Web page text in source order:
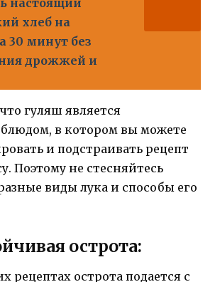
настоящий
хлеб на
30 минут без
дрожжей и
гуляш является
в котором вы можете
и подстраивать рецепт
Поэтому не стесняйтесь
виды лука и способы его
острота:
рецептах острота подается с